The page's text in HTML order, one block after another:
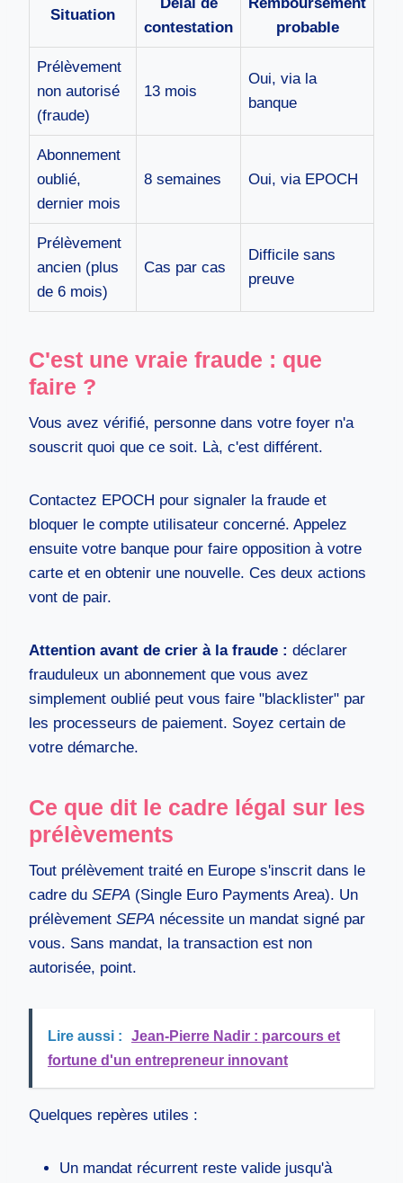
Situation
contestation
probable
Prélèvement
non autorisé
(fraude)
13 mois
Oui, via la
banque
Abonnement
oublié,
dernier mois
8 semaines Oui, via EPOCH
Prélèvement
ancien (plus
de 6 mois)
Cas par cas
Difficile sans
preuve
C'est une vraie fraude : que
faire ?
Vous avez vérifié, personne dans votre foyer n'a
souscrit quoi que ce soit. Là, c'est différent.
Contactez EPOCH pour signaler la fraude et
bloquer le compte utilisateur concerné. Appelez
ensuite votre banque pour faire opposition à votre
carte et en obtenir une nouvelle. Ces deux actions
vont de pair.
Attention avant de crier à la fraude : déclarer
frauduleux un abonnement que vous avez
simplement oublié peut vous faire "blacklister" par
les processeurs de paiement. Soyez certain de
votre démarche.
Ce que dit le cadre légal sur les
prélèvements
Tout prélèvement traité en Europe s'inscrit dans le
cadre du SEPA (Single Euro Payments Area). Un
prélèvement SEPA nécessite un mandat signé par
vous. Sans mandat, la transaction est non
autorisée, point.
Lire aussi :
Jean-Pierre Nadir : parcours et
fortune d'un entrepreneur innovant
Quelques repères utiles :
Un mandat récurrent reste valide jusqu'à